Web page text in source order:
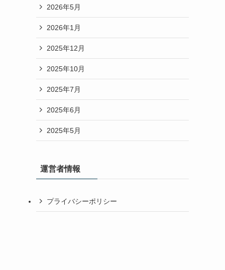
2026年5月
2026年1月
2025年12月
2025年10月
2025年7月
2025年6月
2025年5月
運営者情報
プライバシーポリシー